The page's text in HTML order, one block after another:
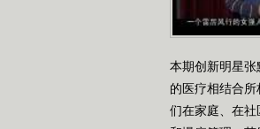
本期创新明星
的医疗相结合
们在家庭、在